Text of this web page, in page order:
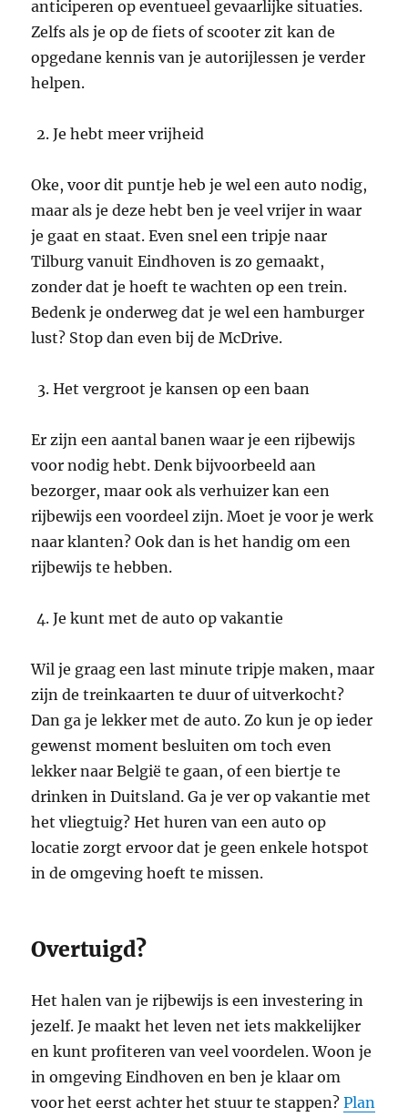
anticiperen op eventueel gevaarlijke situaties.
Zelfs als je op de fiets of scooter zit kan de
opgedane kennis van je autorijlessen je verder
helpen.
Je hebt meer vrijheid
Oke, voor dit puntje heb je wel een auto nodig,
maar als je deze hebt ben je veel vrijer in waar
je gaat en staat. Even snel een tripje naar
Tilburg vanuit Eindhoven is zo gemaakt,
zonder dat je hoeft te wachten op een trein.
Bedenk je onderweg dat je wel een hamburger
lust? Stop dan even bij de McDrive.
Het vergroot je kansen op een baan
Er zijn een aantal banen waar je een rijbewijs
voor nodig hebt. Denk bijvoorbeeld aan
bezorger, maar ook als verhuizer kan een
rijbewijs een voordeel zijn. Moet je voor je werk
naar klanten? Ook dan is het handig om een
rijbewijs te hebben.
Je kunt met de auto op vakantie
Wil je graag een last minute tripje maken, maar
zijn de treinkaarten te duur of uitverkocht?
Dan ga je lekker met de auto. Zo kun je op ieder
gewenst moment besluiten om toch even
lekker naar België te gaan, of een biertje te
drinken in Duitsland. Ga je ver op vakantie met
het vliegtuig? Het huren van een auto op
locatie zorgt ervoor dat je geen enkele hotspot
in de omgeving hoeft te missen.
Overtuigd?
Het halen van je rijbewijs is een investering in
jezelf. Je maakt het leven net iets makkelijker
en kunt profiteren van veel voordelen. Woon je
in omgeving Eindhoven en ben je klaar om
voor het eerst achter het stuur te stappen?Plan